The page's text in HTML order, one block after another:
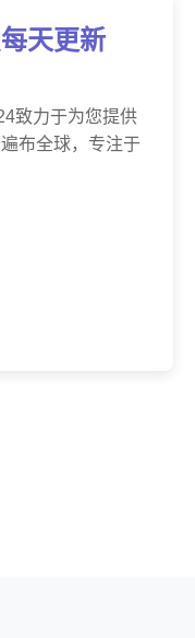
天更新
致力于为您提供
布全球，专注于